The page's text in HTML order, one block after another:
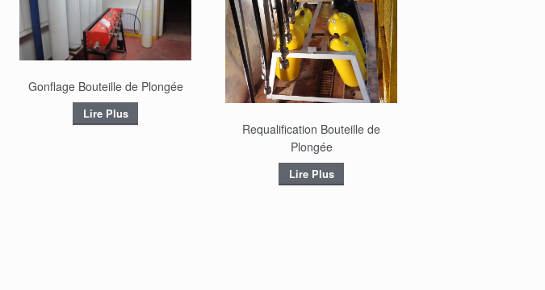
Gonflage Bouteille de Plongée
Lire Plus
Requalification Bouteille de
Plongée
Lire Plus